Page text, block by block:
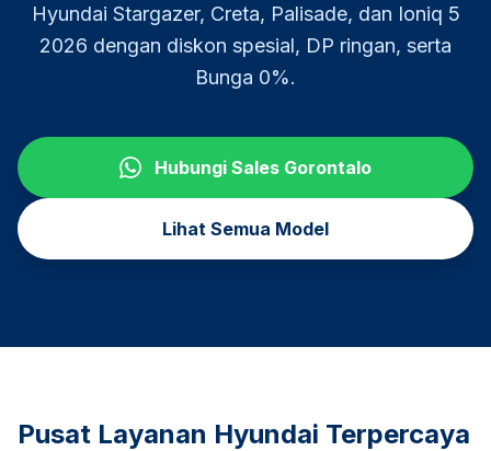
Hyundai Stargazer, Creta, Palisade, dan Ioniq 5
2026 dengan diskon spesial, DP ringan, serta
Bunga 0%.
Hubungi Sales Gorontalo
Lihat Semua Model
Pusat Layanan Hyundai Terpercaya